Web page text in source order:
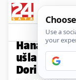
24 PITANJA
Hana Mašić
ušla u
Dori 2023?